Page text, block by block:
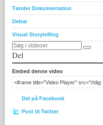
Tønder Dokumentation
Debat
Visual Storytelling
Del
Embed denne video
Del på Facebook
Post til Twitter